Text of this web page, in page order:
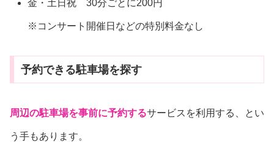
金・土日祝 30分ごとに200円
※コンサート開催日などの特別料金なし
予約できる駐車場を探す
周辺の駐車場を事前に予約するサービスを利用する、とい
う手もあります。